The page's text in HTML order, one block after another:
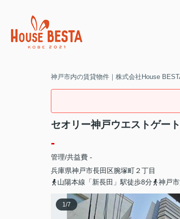
神戸市内の賃貸物件｜株式会社House
セオリー神戸ウエストゲート
-
管理/共益費 -
兵庫県神戸市長田区腕塚町２丁目
山陽本線「新長田」駅徒歩8分
神戸
1/7